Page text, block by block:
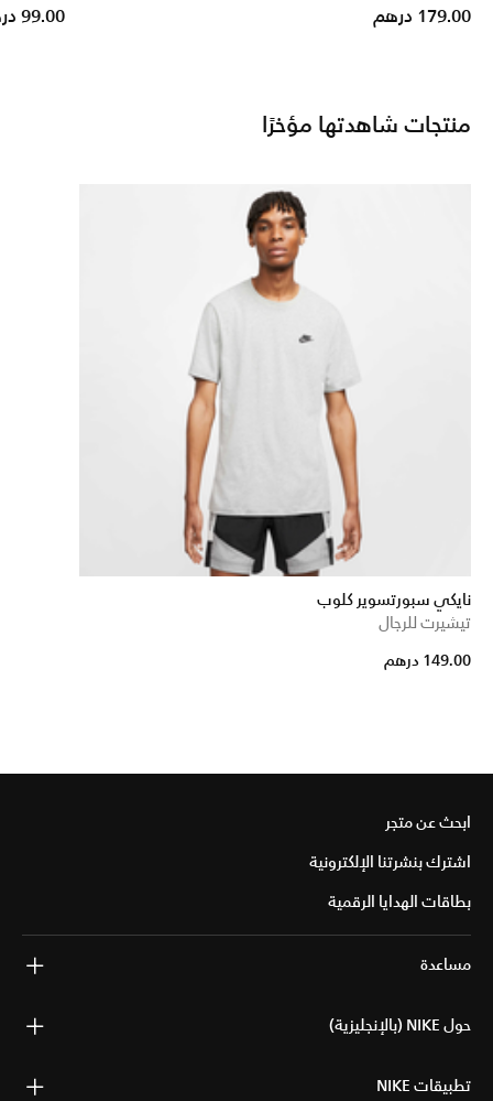
179.00 درهم
Price reduced from
to
99.00 درهم
منتجات شاهدتها مؤخرًا
نايكي سبورتسوير كلوب
تيشيرت للرجال
149.00 درهم
ابحث عن متجر
اشترك بنشرتنا الإلكترونية
بطاقات الهدايا الرقمية
مساعدة
حول NIKE (بالإنجليزية)
تطبيقات NIKE